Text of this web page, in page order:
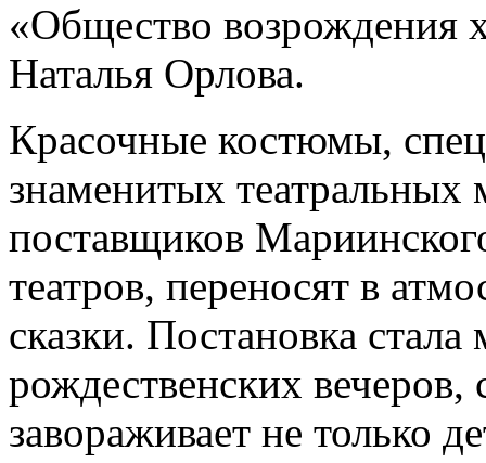
«Общество возрождения
Наталья Орлова.
Красочные костюмы,
знаменитых театральных
поставщиков
театров, переносят в
сказки. Постановка
рождественских
завораживает не только